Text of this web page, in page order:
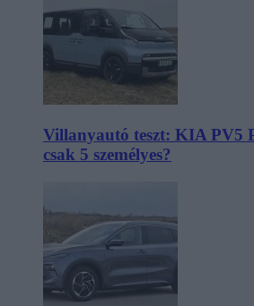
Villanyautó teszt: KIA PV5
csak 5 személyes?